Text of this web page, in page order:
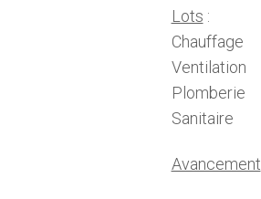
Lots :
Chauffage
Ventilation
Plomberie
Sanitaire
Avancement